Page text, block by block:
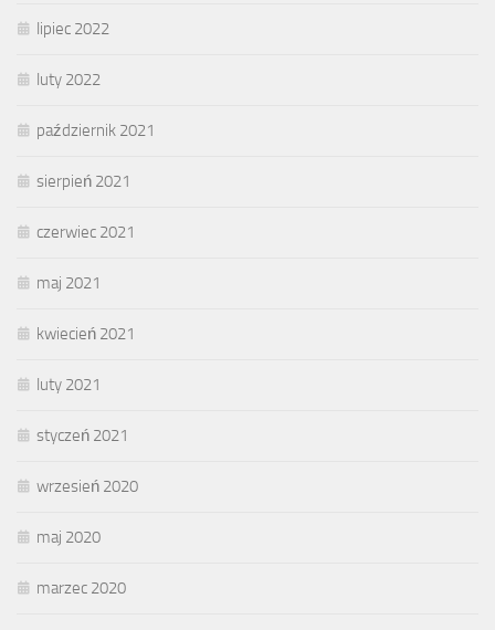
lipiec 2022
luty 2022
październik 2021
sierpień 2021
czerwiec 2021
maj 2021
kwiecień 2021
luty 2021
styczeń 2021
wrzesień 2020
maj 2020
marzec 2020